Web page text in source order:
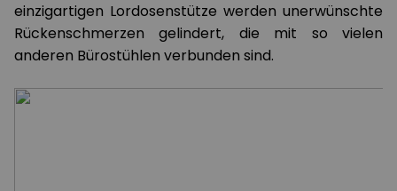
einzigartigen Lordosenstütze werden unerwünschte
Rückenschmerzen gelindert, die mit so vielen
anderen Bürostühlen verbunden sind.